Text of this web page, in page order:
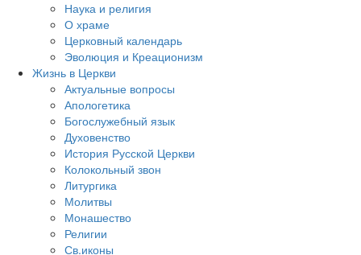
Наука и религия
О храме
Церковный календарь
Эволюция и Креационизм
Жизнь в Церкви
Актуальные вопросы
Апологетика
Богослужебный язык
Духовенство
История Русской Церкви
Колокольный звон
Литургика
Молитвы
Монашество
Религии
Св.иконы